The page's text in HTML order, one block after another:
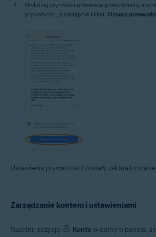
Wykonaj czynności opisane w przewodniku, aby
prywatności, a następnie kliknij Oznacz
Ustawienia prywatności zostały zaktualizowane.
Zarządzanie kontem i ustawieniami
Naciśnij pozycję Konto w dolnym panelu, a